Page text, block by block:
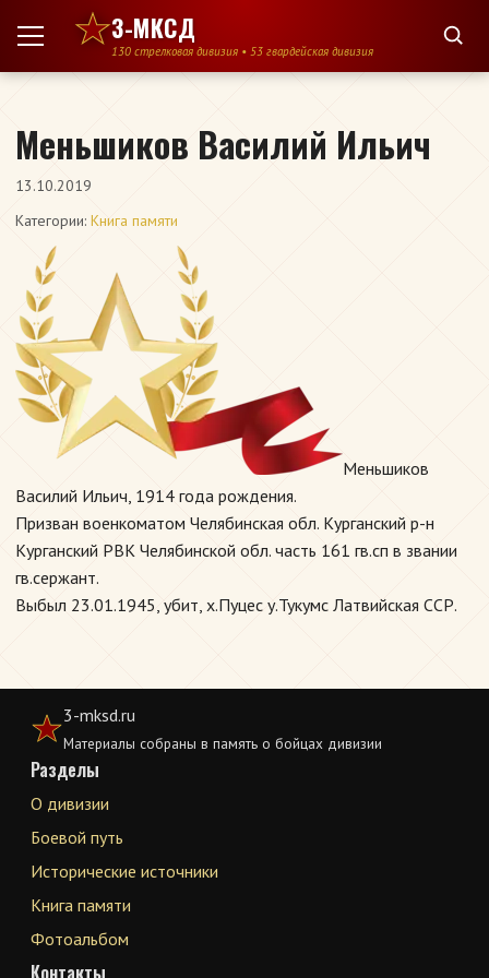
Перейти к содержимому
3-МКСД
130 стрелковая дивизия • 53 гвардейская дивизия
Меньшиков Василий Ильич
13.10.2019
Категории: Книга памяти
Меньшиков
Василий Ильич, 1914 года рождения.
Призван военкоматом Челябинская обл. Курганский р-н
Курганский РВК Челябинской обл. часть 161 гв.сп в звании
гв.сержант.
Выбыл 23.01.1945, убит, х.Пуцес у.Тукумс Латвийская ССР.
3-mksd.ru
Материалы собраны в память о бойцах дивизии
Разделы
О дивизии
Боевой путь
Исторические источники
Книга памяти
Фотоальбом
Контакты